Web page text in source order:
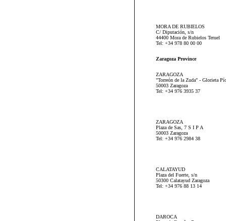
MORA DE RUBIELOS
C/ Diputación, s/n
44400 Mora de Rubielos Teruel
Tel: +34 978 80 00 00
Zaragoza Province
ZARAGOZA
"Torreón de la Zuda" - Glorieta
50003 Zaragoza
Tel: +34 976 3935 37
ZARAGOZA
Plaza de Sas, 7 S I P A
50003 Zaragoza
Tel: +34 976 2984 38
CALATAYUD
Plaza del Fuerte, s/n
50300 Calatayud Zaragoza
Tel: +34 976 88 13 14
DAROCA